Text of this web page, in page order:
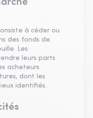
à céder ou
des fonds de
Les
leurs parts
acheteurs
dont les
identifiés.